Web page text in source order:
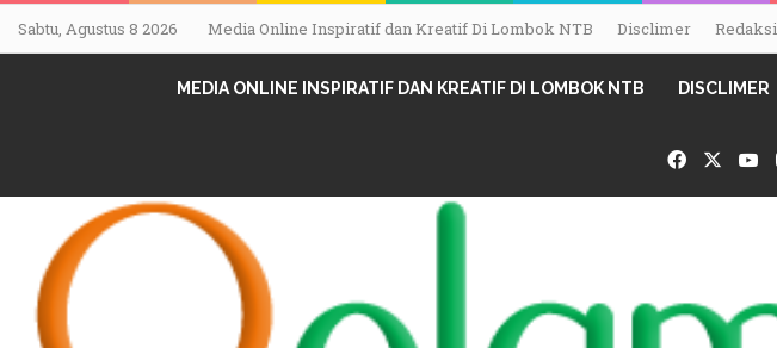
Sabtu, Agustus 8 2026 Media Online Inspiratif dan Kreatif Di Lombok NTB Disclimer
MEDIA ONLINE INSPIRATIF DAN KREATIF DI LOMBOK NTB DISCLIMER
Facebook